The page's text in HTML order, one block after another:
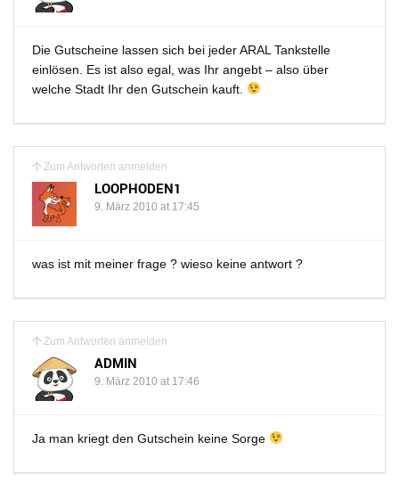
Die Gutscheine lassen sich bei jeder ARAL Tankstelle
einlösen. Es ist also egal, was Ihr angebt – also über
welche Stadt Ihr den Gutschein kauft.
Zum Antworten anmelden
LOOPHODEN1
9. März 2010 at 17:45
was ist mit meiner frage ? wieso keine antwort ?
Zum Antworten anmelden
ADMIN
9. März 2010 at 17:46
Ja man kriegt den Gutschein keine Sorge